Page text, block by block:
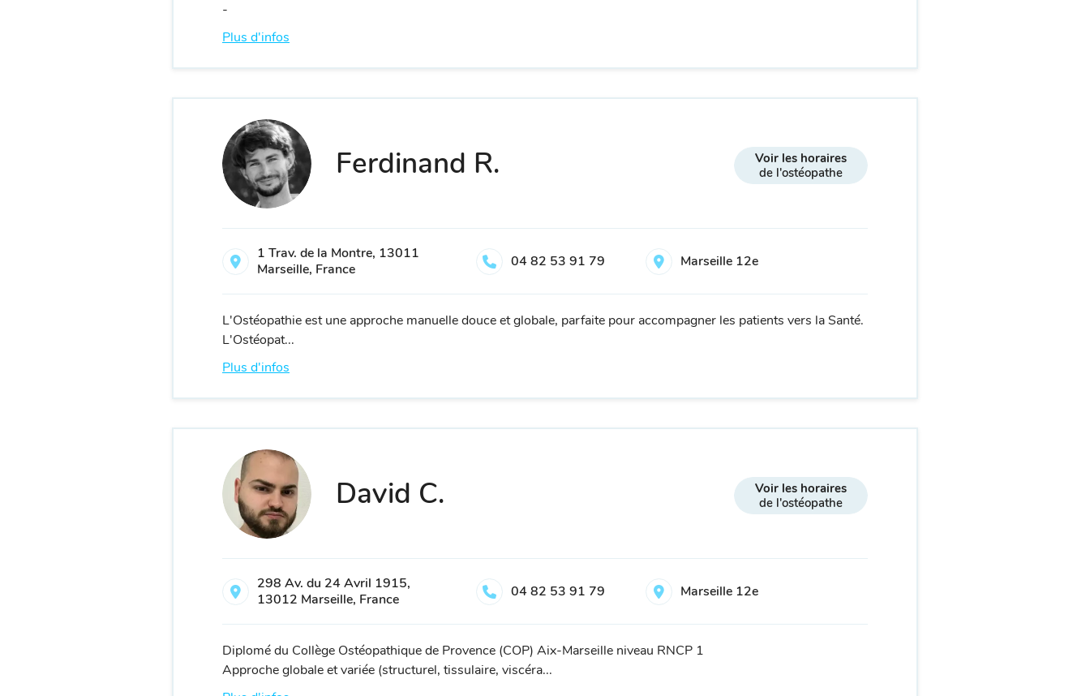
-
Plus d'infos
Ferdinand R.
Voir les horaires
de l'ostéopathe
1 Trav. de la Montre, 13011
Marseille, France
04 82 53 91 79 Marseille 12e
L'Ostéopathie est une approche manuelle douce et globale, parfaite pour accompagner les patients vers la Santé.
L'Ostéopat...
Plus d'infos
David C.
Voir les horaires
de l'ostéopathe
298 Av. du 24 Avril 1915,
13012 Marseille, France
04 82 53 91 79 Marseille 12e
Diplomé du Collège Ostéopathique de Provence (COP) Aix-Marseille niveau RNCP 1
Approche globale et variée (structurel, tissulaire, viscéra...